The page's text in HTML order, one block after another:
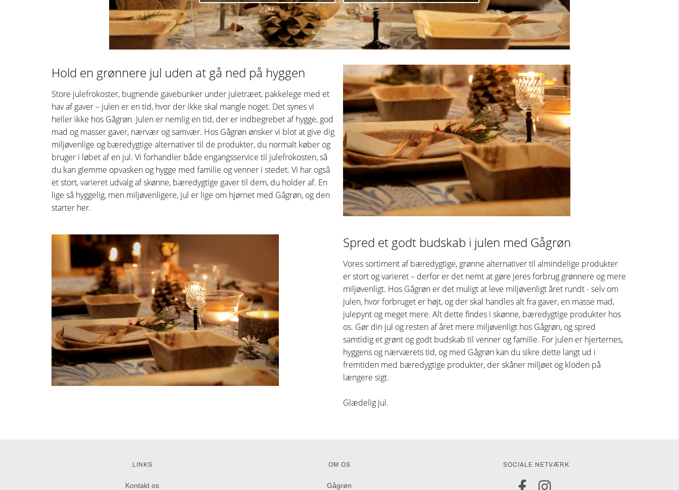
Hold en grønnere jul uden at gå ned på hyggen
Store julefrokoster, bugnende gavebunker under juletræet, pakkelege med et
hav af gaver – julen er en tid, hvor der ikke skal mangle noget. Det synes vi
heller ikke hos Gågrøn. Julen er nemlig en tid, der er indbegrebet af hygge, god
mad og masser gaver, nærvær og samvær. Hos Gågrøn ønsker vi blot at give dig
miljøvenlige og bæredygtige alternativer til de produkter, du normalt køber og
bruger i løbet af en jul. Vi forhandler både engangsservice til julefrokosten, så
du kan glemme opvasken og hygge med familie og venner i stedet. Vi har også
et stort, varieret udvalg af skønne, bæredygtige gaver til dem, du holder af. En
lige så hyggelig, men miljøvenligere, jul er lige om hjørnet med Gågrøn, og den
starter her.
Spred et godt budskab i julen med Gågrøn
Vores sortiment af bæredygtige, grønne alternativer til almindelige produkter
er stort og varieret – derfor er det nemt at gøre jeres forbrug grønnere og mere
miljøvenligt. Hos Gågrøn er det muligt at leve miljøvenligt året rundt - selv om
julen, hvor forbruget er højt, og der skal handles alt fra gaver, en masse mad,
julepynt og meget mere. Alt dette findes i skønne, bæredygtige produkter hos
os. Gør din jul og resten af året mere miljøvenligt hos Gågrøn, og spred
samtidig et grønt og godt budskab til venner og familie. For julen er hjerternes,
hyggens og nærværets tid, og med Gågrøn kan du sikre dette langt ud i
fremtiden med bæredygtige produkter, der skåner miljøet og kloden på
længere sigt.
Glædelig jul.
LINKS
Kontakt os
OM OS
Gågrøn
SOCIALE NETVÆRK